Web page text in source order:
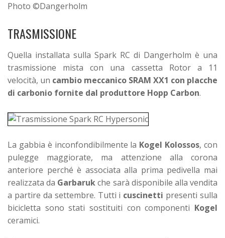
Photo ©Dangerholm
TRASMISSIONE
Quella installata sulla Spark RC di Dangerholm è una
trasmissione mista con una cassetta Rotor a 11
velocità, un cambio meccanico SRAM XX1 con placche
di carbonio fornite dal produttore Hopp Carbon.
La gabbia è inconfondibilmente la Kogel Kolossos, con
pulegge maggiorate, ma attenzione alla corona
anteriore perché è associata alla prima pedivella mai
realizzata da Garbarukche sarà disponibile alla vendita
a partire da settembre. Tutti i cuscinetti presenti sulla
bicicletta sono stati sostituiti con componenti Kogel
ceramici.